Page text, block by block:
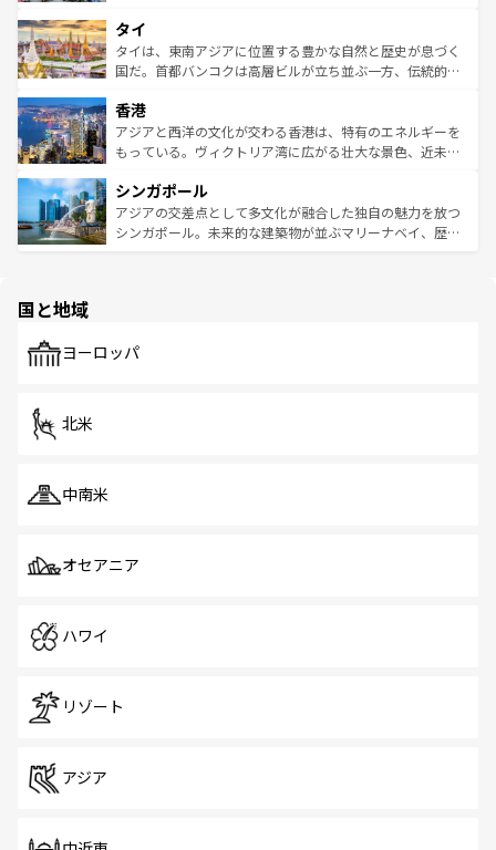
リティに包まれながら、韓国の多彩な魅力を心ゆくまで味
わってみてほしい。 なお、新着の韓国情報はコンテンツ一
覧を参照してほしい。
急速な発展と共に伝統が息づく。ハノイの古い町並みやホ
ーチミン市のフランス統治時代の建物も、独特の雰囲気を
醸し出している。また、バラエティの豊かさとおいしさで
とつ。フォーやバインミー、ベトナムコーヒーなどは、ぜ
ひ現地で味わいたい。どの地域を訪れてもあたたかい人々
が旅行者を迎えてくれるので、きっと忘れられない旅にな
参照してほしい。
タイ
タイは、東南アジアに位置する豊かな自然と歴史が息づく
国だ。首都バンコクは高層ビルが立ち並ぶ一方、伝統的な
の活気が交差している。北部ではチェンマイなどの山岳地
帯で自然と触れ合い、南部ではプーケットやクラビの美し
いビーチでリゾート気分を楽しむことができる。タイ料理
激する。気候は一年中温暖で、どの季節にも異なる楽しみ
が待っている。親しみやすいタイの人々、仏教を中心とし
た文化、そして多様な観光資源が、訪れる旅人を魅了し続
香港
アジアと西洋の文化が交わる香港は、特有のエネルギーを
もっている。ヴィクトリア湾に広がる壮大な景色、近未来
み、どこを訪れても感動するはず。観光スポットが密集し
ており、効率よく見どころを回れるのも魅力。息をのむよ
うな絶景から文化的な体験まで、香港を存分に楽しみ尽く
シンガポール
アジアの交差点として多文化が融合した独自の魅力を放つ
シンガポール。未来的な建築物が並ぶマリーナベイ、歴史
で、ホーカーズは地元の風情を楽しめる外せないスポット
国と地域
ヨーロッパ
北米
中南米
オセアニア
ハワイ
リゾート
アジア